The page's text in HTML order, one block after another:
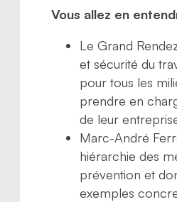
Vous allez en
Le Grand
et sécurité du
pour tous les
prendre en
de leur
Marc-André
hiérarchie des
prévention et
exemples